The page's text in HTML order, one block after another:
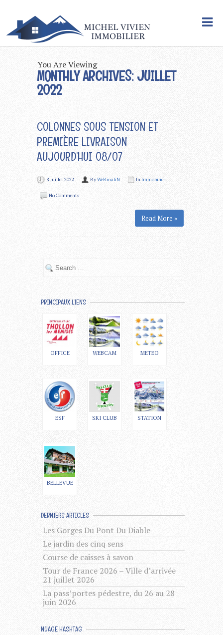
You Are Viewing
MONTHLY ARCHIVES: JUILLET
2022
COLONNES SOUS TENSION ET
PREMIÈRE LIVRAISON
AUJOURD’HUI 08/07
8 juillet 2022 ByWeBmaliN InImmobilier
No Comments
Read More »
PRINCIPAUX LIENS
OFFICE WEBCAM METEO
ESF SKI CLUB STATION
BELLEVUE
DERNIERS ARTICLES
Les Gorges Du Pont Du Diable
Le jardin des cinq sens
Course de caisses à savon
Tour de France 2026 – Ville d’arrivée
21 juillet 2026
La pass’portes pédestre, du 26 au 28
juin 2026
NUAGE HASHTAG